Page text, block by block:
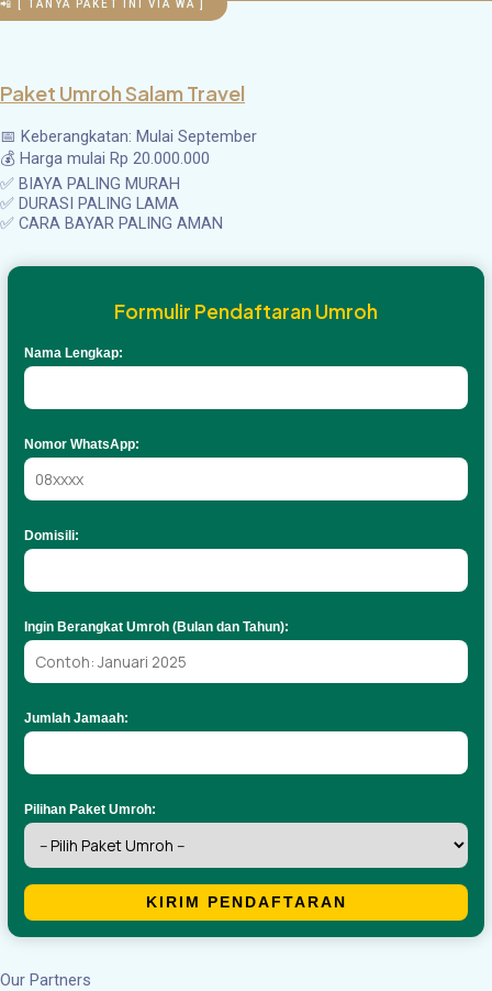
📲 [ TANYA PAKET INI VIA WA ]
Paket Umroh Salam Travel
📅 Keberangkatan: Mulai September
💰 Harga mulai Rp 20.000.000
✅ BIAYA PALING MURAH
✅ DURASI PALING LAMA
✅ CARA BAYAR PALING AMAN
Formulir Pendaftaran Umroh
Nama Lengkap:
Nomor WhatsApp:
Domisili:
Ingin Berangkat Umroh (Bulan dan Tahun):
Jumlah Jamaah:
Pilihan Paket Umroh:
KIRIM PENDAFTARAN
Our Partners